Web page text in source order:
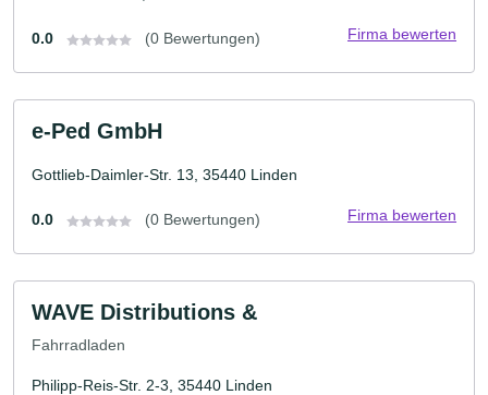
0.0 (0 Bewertungen) Firma bewerten
e-Ped GmbH
Gottlieb-Daimler-Str. 13, 35440 Linden
0.0 (0 Bewertungen) Firma bewerten
WAVE Distributions &
Fahrradladen
Philipp-Reis-Str. 2-3, 35440 Linden